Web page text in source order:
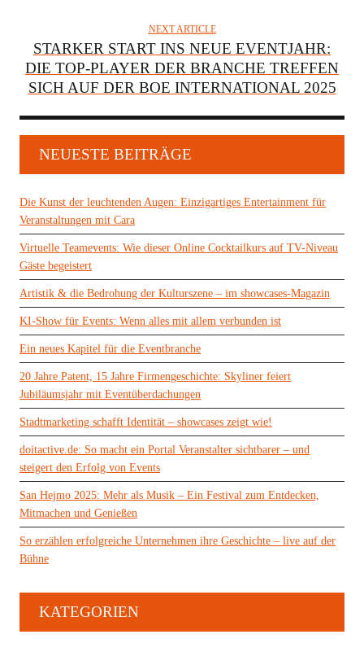
NEXT ARTICLE
STARKER START INS NEUE EVENTJAHR:
DIE TOP-PLAYER DER BRANCHE TREFFEN
SICH AUF DER BOE INTERNATIONAL 2025
NEUESTE BEITRÄGE
Die Kunst der leuchtenden Augen: Einzigartiges Entertainment für
Veranstaltungen mit Cara
Virtuelle Teamevents: Wie dieser Online Cocktailkurs auf TV-Niveau
Gäste begeistert
Artistik & die Bedrohung der Kulturszene – im showcases-Magazin
KI-Show für Events: Wenn alles mit allem verbunden ist
Ein neues Kapitel für die Eventbranche
20 Jahre Patent, 15 Jahre Firmengeschichte: Skyliner feiert
Jubiläumsjahr mit Eventüberdachungen
Stadtmarketing schafft Identität – showcases zeigt wie!
doitactive.de: So macht ein Portal Veranstalter sichtbarer – und
steigert den Erfolg von Events
San Hejmo 2025: Mehr als Musik – Ein Festival zum Entdecken,
Mitmachen und Genießen
So erzählen erfolgreiche Unternehmen ihre Geschichte – live auf der
Bühne
KATEGORIEN